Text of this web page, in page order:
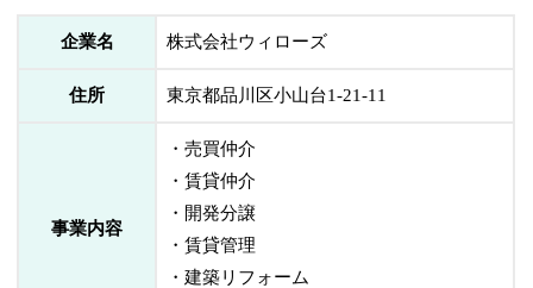
企業名 株式会社ウィローズ
住所 東京都品川区小山台1-21-11
事業内容
・売買仲介
・賃貸仲介
・開発分譲
・賃貸管理
・建築リフォーム